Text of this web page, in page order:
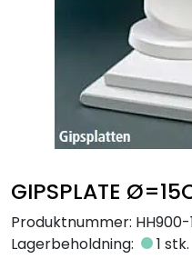
GIPSPLATE
Produktnummer: HH900-
Lagerbeholdning:
1 stk.
Gipsformer